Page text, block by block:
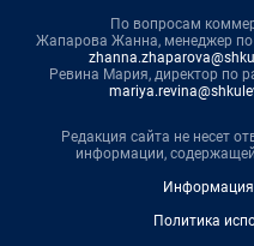
По вопросам
Жапарова Жанна, менеджер
Ревина Мария, директор по
Редакция сайта не несет
информации,
Информация
Политика